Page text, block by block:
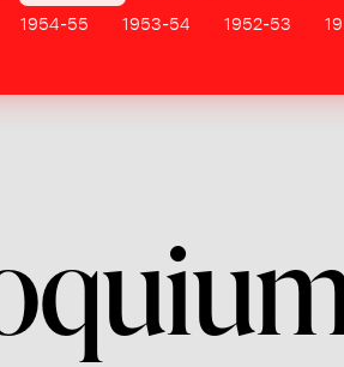
1954-55 1953-54 1952-53